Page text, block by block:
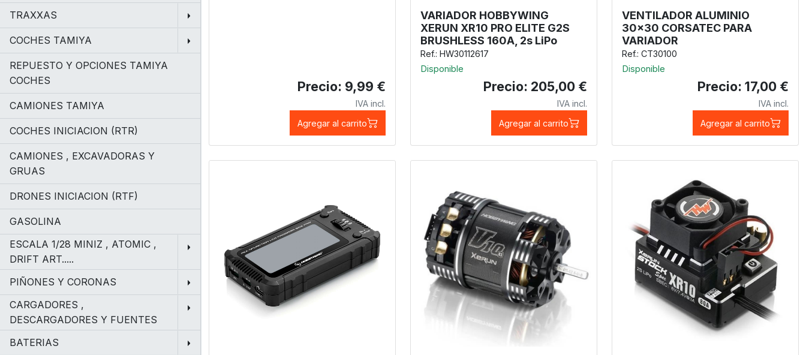
TRAXXAS
COCHES TAMIYA
REPUESTO Y OPCIONES TAMIYA
COCHES
CAMIONES TAMIYA
COCHES INICIACION (RTR)
CAMIONES , EXCAVADORAS Y
GRUAS
DRONES INICIACION (RTF)
GASOLINA
ESCALA 1/28 MINIZ , ATOMIC ,
DRIFT ART.....
PIÑONES Y CORONAS
CARGADORES ,
DESCARGADORES Y FUENTES
BATERIAS
Precio: 9,99 €
IVA incl.
Agregar al carrito
VARIADOR HOBBYWING
XERUN XR10 PRO ELITE G2S
BRUSHLESS 160A, 2s LiPo
Ref.: HW30112617
Disponible
Precio: 205,00 €
IVA incl.
Agregar al carrito
VENTILADOR ALUMINIO
30x30 CORSATEC PARA
VARIADOR
Ref.: CT30100
Disponible
Precio: 17,00 €
IVA incl.
Agregar al carrito